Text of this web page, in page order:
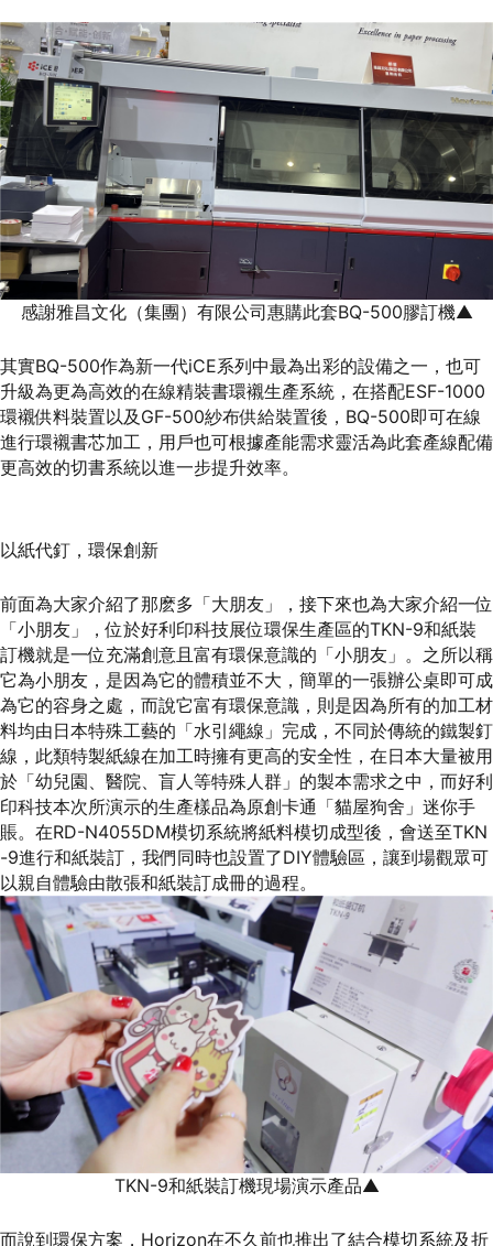
感謝雅昌文化（集團）有限公司惠購此套BQ-500膠訂機▲
其實BQ-500作為新一代iCE系列中最為出彩的設備之一，也可
升級為更為高效的在線精裝書環襯生產系統，在搭配ESF-1000
環襯供料裝置以及GF-500紗布供給裝置後，BQ-500即可在線
進行環襯書芯加工，用戶也可根據產能需求靈活為此套產線配備
更高效的切書系統以進一步提升效率。
以紙代釘，環保創新
前面為大家介紹了那麽多「大朋友」，接下來也為大家介紹一位
「小朋友」，位於好利印科技展位環保生產區的TKN-9和紙裝
訂機就是一位充滿創意且富有環保意識的「小朋友」。之所以稱
它為小朋友，是因為它的體積並不大，簡單的一張辦公桌即可成
為它的容身之處，而說它富有環保意識，則是因為所有的加工材
料均由日本特殊工藝的「水引繩線」完成，不同於傳統的鐵製釘
線，此類特製紙線在加工時擁有更高的安全性，在日本大量被用
於「幼兒園、醫院、盲人等特殊人群」的製本需求之中，而好利
印科技本次所演示的生產樣品為原創卡通「貓屋狗舍」迷你手
賬。在RD-N4055DM模切系統將紙料模切成型後，會送至TKN
-9進行和紙裝訂，我們同時也設置了DIY體驗區，讓到場觀眾可
以親自體驗由散張和紙裝訂成冊的過程。
TKN-9和紙裝訂機現場演示產品▲
而說到環保方案，Horizon在不久前也推出了結合模切系統及折